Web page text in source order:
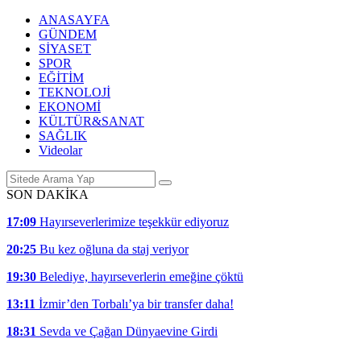
ANASAYFA
GÜNDEM
SİYASET
SPOR
EĞİTİM
TEKNOLOJİ
EKONOMİ
KÜLTÜR&SANAT
SAĞLIK
Videolar
SON DAKİKA
17:09 Hayırseverlerimize teşekkür ediyoruz
20:25 Bu kez oğluna da staj veriyor
19:30 Belediye, hayırseverlerin emeğine çöktü
13:11 İzmir’den Torbalı’ya bir transfer daha!
18:31 Sevda ve Çağan Dünyaevine Girdi